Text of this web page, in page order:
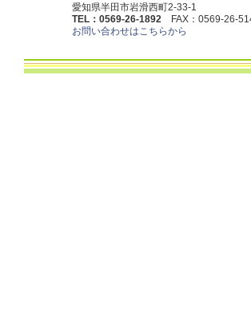
愛知県半田市岩滑西町2-33-1
TEL：0569-26-1892 FAX：0569-26-
お問い合わせはこちらから